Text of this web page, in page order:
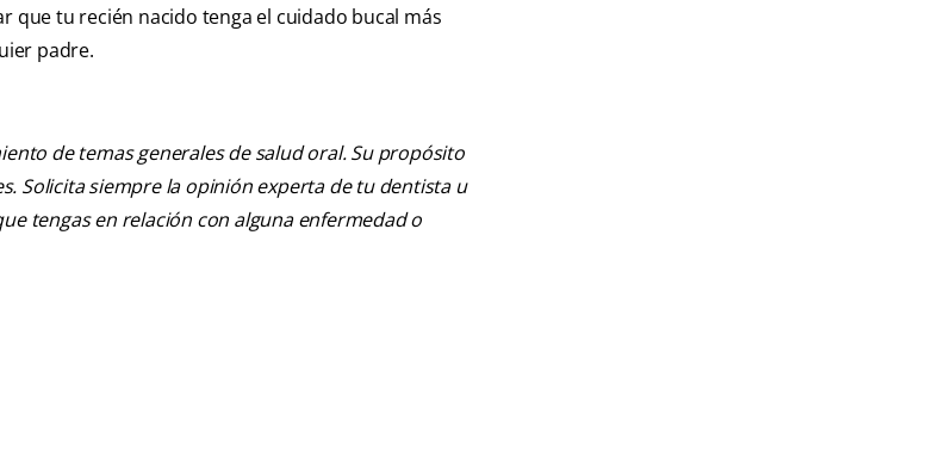
que tu recién nacido tenga el cuidado bucal más
padre.
de temas generales de salud oral. Su propósito
Solicita siempre la opinión experta de tu dentista u
tengas en relación con alguna enfermedad o